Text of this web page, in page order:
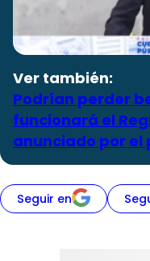
Ver también:
Podrían perder
funcionará el
anunciado por el
Seguir en